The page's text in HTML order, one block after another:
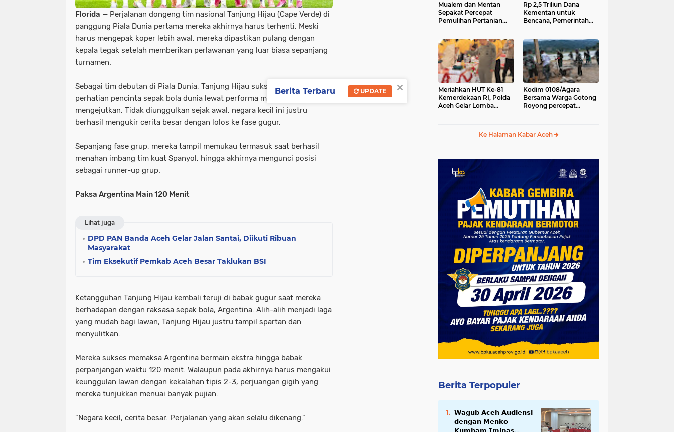
Florida — Perjalanan dongeng tim nasional Tanjung Hijau (Cape Verde) di
panggung Piala Dunia pertama mereka akhirnya harus terhenti. Meski
harus mengepak koper lebih awal, mereka dipastikan pulang dengan
kepala tegak setelah memberikan perlawanan yang luar biasa sepanjang
turnamen.
​Sebagai tim debutan di Piala Dunia, Tanjung Hijau sukses mencuri
perhatian pencinta sepak bola dunia lewat performa mereka yang
mengejutkan. Tidak diunggulkan sejak awal, negara kecil ini justru
berhasil mengukir cerita besar dengan lolos ke fase gugur.
​Sepanjang fase grup, mereka tampil memukau termasuk saat berhasil
menahan imbang tim kuat Spanyol, hingga akhirnya mengunci posisi
sebagai runner-up grup.
Paksa Argentina Main 120 Menit
Lihat juga
DPD PAN Banda Aceh Gelar Jalan Santai, Diikuti Ribuan
Masyarakat
Tim Eksekutif Pemkab Aceh Besar Taklukan BSI
​Ketangguhan Tanjung Hijau kembali teruji di babak gugur saat mereka
berhadapan dengan raksasa sepak bola, Argentina. Alih-alih menjadi laga
yang mudah bagi lawan, Tanjung Hijau justru tampil spartan dan
menyulitkan.
​Mereka sukses memaksa Argentina bermain ekstra hingga babak
perpanjangan waktu 120 menit. Walaupun pada akhirnya harus mengakui
keunggulan lawan dengan kekalahan tipis 2-3, perjuangan gigih yang
mereka tunjukkan menuai banyak pujian.
​"Negara kecil, cerita besar. Perjalanan yang akan selalu dikenang."
Mualem dan Mentan
Sepakat Percepat
Pemulihan Pertanian
Rp 2,5 Triliun Dana
Kementan untuk
Bencana, Pemerintah
Meriahkan HUT Ke-81
Kemerdekaan RI, Polda
Aceh Gelar Lomba
Kodim 0108/Agara
Bersama Warga Gotong
Royong percepat
Tenggara
Ke Halaman Kabar Aceh
Berita Terpopuler
𝗪𝗮𝗴𝘂𝗯 𝗔𝗰𝗲𝗵 𝗔𝘂𝗱𝗶𝗲𝗻𝘀𝗶
𝗱𝗲𝗻𝗴𝗮𝗻 𝗠𝗲𝗻𝗸𝗼
×
Berita Terbaru UPDATE